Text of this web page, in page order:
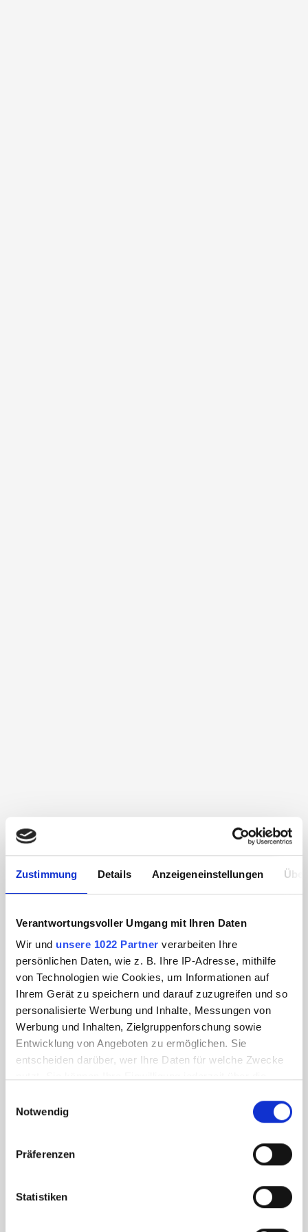
Zustimmung Details Anzeigeneinstellungen
Verantwortungsvoller Umgang mit Ihren Daten
Wir und unsere 1022 Partner verarbeiten Ihre
persönlichen Daten, wie z. B. Ihre IP-Adresse, mithilfe
von Technologien wie Cookies, um Informationen auf
Ihrem Gerät zu speichern und darauf zuzugreifen und so
personalisierte Werbung und Inhalte, Messungen von
Werbung und Inhalten, Zielgruppenforschung sowie
Entwicklung von Angeboten zu ermöglichen. Sie
entscheiden darüber, wer Ihre Daten für welche Zwecke
Trigger Symbol ändern oder widerrufen
Informationen über Ihre geografische Lage
können
bestimmten Merkmalen (Fingerprinting) identifizieren
Notwendig
Präferenzen
Statistiken